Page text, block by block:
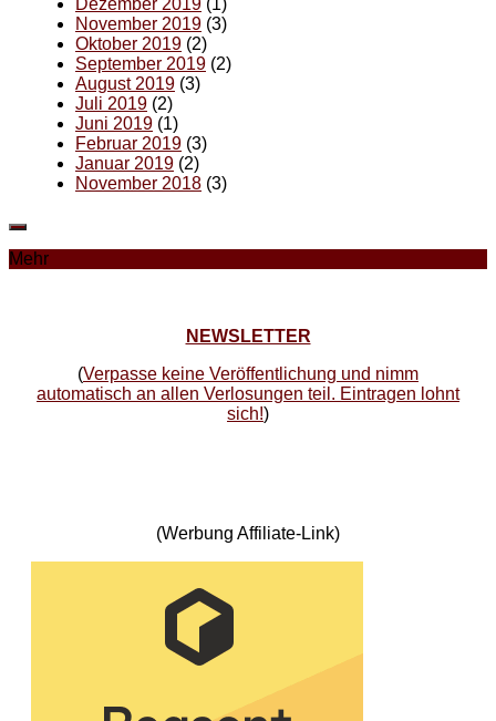
Dezember 2019 (1)
November 2019 (3)
Oktober 2019 (2)
September 2019 (2)
August 2019 (3)
Juli 2019 (2)
Juni 2019 (1)
Februar 2019 (3)
Januar 2019 (2)
November 2018 (3)
Mehr
NEWSLETTER
(Verpasse keine Veröffentlichung und nimm
automatisch an allen Verlosungen teil. Eintragen lohnt
sich!)
(Werbung Affiliate-Link)